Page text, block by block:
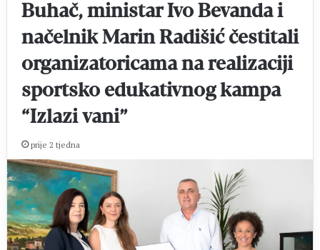
Buhač, ministar Ivo Bevanda i
načelnik Marin Radišić čestitali
organizatoricama na realizaciji
sportsko edukativnog kampa
“Izlazi vani”
prije 2 tjedna